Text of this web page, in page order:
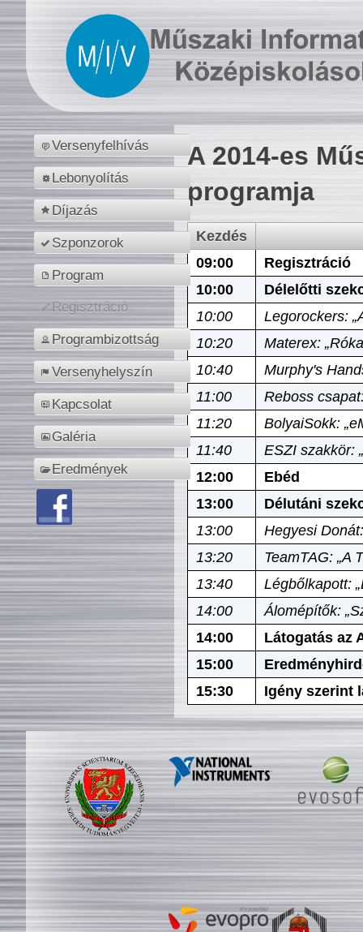
Versenyfelhívás
Lebonyolítás
Díjazás
Szponzorok
Program
Regisztráció
Programbizottság
Versenyhelyszín
Kapcsolat
Galéria
Eredmények
A 2014-es
programja
Kezdés
09:00
Regisztráció
10:00
Délelőtti
10:00
Legorockers:
10:20
Materex:
10:40
Murphy's
11:00
Reboss
11:20
BolyaiSokk:
11:40
ESZI szakkör:
12:00
Ebéd
13:00
Délutáni
13:00
Hegyesi
13:20
TeamTAG: „A
13:40
Légbőlkapott:
14:00
Álomépítők:
14:00
Látogatás az
15:00
15:30
Igény szerint